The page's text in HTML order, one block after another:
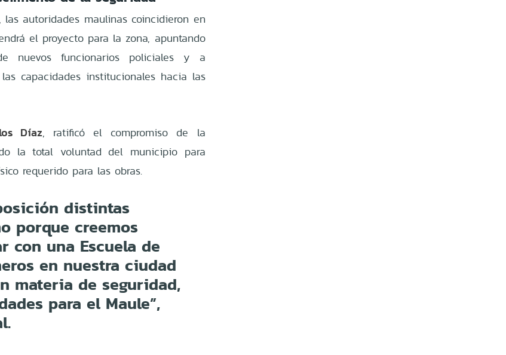
autoridades maulinas coincidieron en
el proyecto para la zona, apuntando
nuevos funcionarios policiales y a
capacidades institucionales hacia las
Díaz, ratificó el compromiso de la
la total voluntad del municipio para
requerido para las obras.
distintas
porque creemos
con una Escuela de
en nuestra ciudad
materia de seguridad,
para el Maule”,